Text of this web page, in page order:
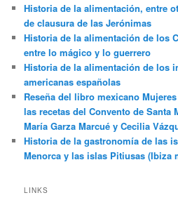
Historia de la alimentación, entre
de clausura de las Jerónimas
Historia de la alimentación de los
entre lo mágico y lo guerrero
Historia de la alimentación de los
americanas españolas
Reseña del libro mexicano
las recetas del Convento de Santa
María Garza Marcué y Cecilia
Historia de la gastronomía de las
Menorca y las islas Pitiusas (Ibiza
LINKS